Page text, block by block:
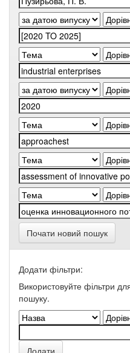
Почати новий пошук
Додати фільтри:
Використовуйте фільтри
пошуку.